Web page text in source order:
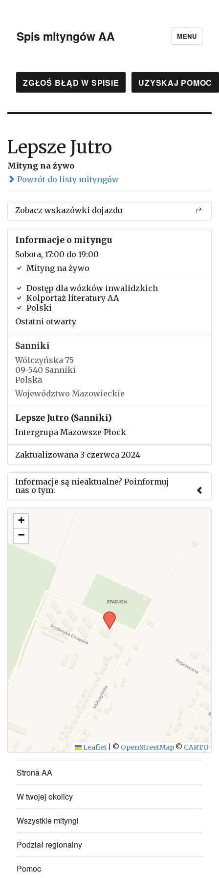
Spis mityngów AA MENU
ZGŁOŚ BŁĄD W SPISIE UZYSKAJ POMOC
Lepsze Jutro
Mityng na żywo
Powrót do listy mityngów
Zobacz wskazówki dojazdu
Informacje o mityngu
Sobota, 17:00 do 19:00
Mityng na żywo
Dostęp dla wózków inwalidzkich
Kolportaż literatury AA
Polski
Ostatni otwarty
Sanniki
Wólczyńska 75
09-540 Sanniki
Polska
Województwo Mazowieckie
Lepsze Jutro (Sanniki)
Intergrupa Mazowsze Płock
Zaktualizowana 3 czerwca 2024
Informacje są nieaktualne? Poinformuj
nas o tym.
Użyj tego formularza aby przesłać informację o
zmianach w powyższym mityngu.
WYŚLIJ
+
−
Leaflet © OpenStreetMap © CARTO
Strona AA
W twojej okolicy
Wszystkie mityngi
Podział regionalny
Pomoc